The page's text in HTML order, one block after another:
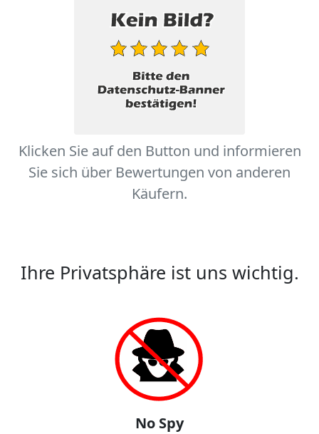
Klicken Sie auf den Button und informieren
Sie sich über Bewertungen von anderen
Käufern.
Ihre Privatsphäre ist uns wichtig.
No Spy